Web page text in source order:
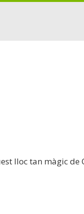
lloc tan màgic de